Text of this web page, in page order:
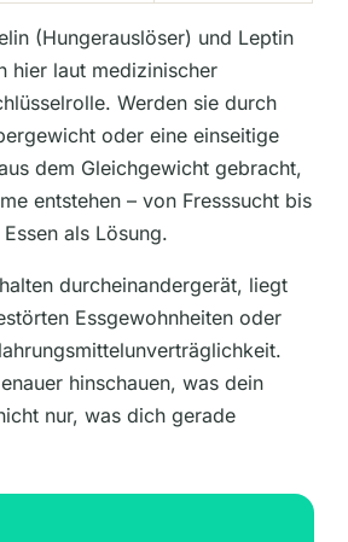
(Hungerauslöser) und Leptin
hier laut medizinischer
Werden sie durch
oder eine einseitige
dem Gleichgewicht gebracht,
entstehen – von Fresssucht bis
als Lösung.
durcheinandergerät, liegt
Essgewohnheiten oder
hinschauen, was dein
nur, was dich gerade